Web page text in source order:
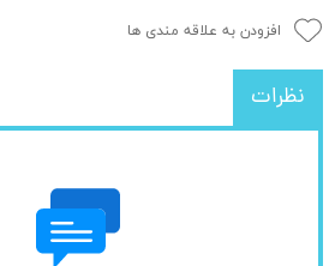
افزودن به علاقه مندی ها
نظرات